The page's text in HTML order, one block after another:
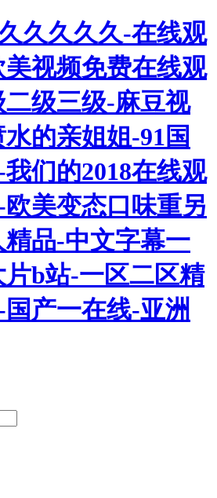
久久久久-在线观
视频免费在线观
级三级-麻豆视
的亲姐姐-91国
们的2018在线观
美变态口味重另
品-中文字幕一
片b站-一区二区精
产一在线-亚洲